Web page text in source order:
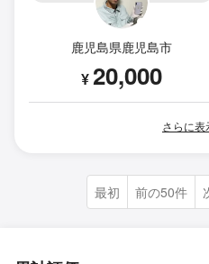
鹿児島県鹿児島市
¥20,000
さらに表
最初 前の50件